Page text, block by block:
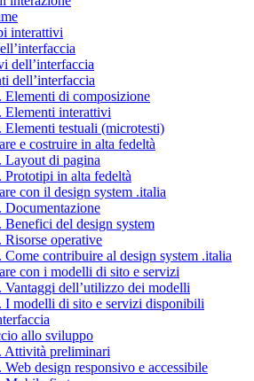
interattivi
dell’interfaccia
dell’interfaccia
Elementi di composizione
Elementi interattivi
Elementi testuali (microtesti)
e costruire in alta fedeltà
Layout di pagina
Prototipi in alta fedeltà
con il design system .italia
Documentazione
Benefici del design system
Risorse operative
Come contribuire al design system .italia
con i modelli di sito e servizi
Vantaggi dell’utilizzo dei modelli
I modelli di sito e servizi disponibili
allo sviluppo
Attività preliminari
Web design responsivo e accessibile